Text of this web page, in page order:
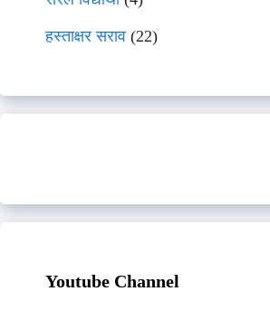
हस्ताक्षर सराव (22)
Youtube Channel